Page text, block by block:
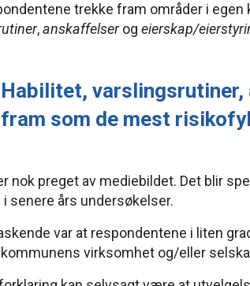
trekke fram områder i
,anskaffelserog eierskap/
Habilitet,
fram som de mest
nok preget av mediebildet. Det blir
senere års undersøkelser.
var at respondentene i liten
kommunens virksomhet og/eller